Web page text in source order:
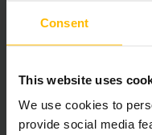
Consent
This website uses
We use cookies to
provide social media